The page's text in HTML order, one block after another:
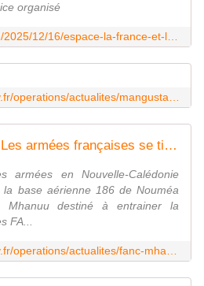
organisé
FANC : Mhanuu 25 - Les armées françaises se tiennent prêtes à intervenir en cas de cyclone
armées en Nouvelle-Calédonie
base aérienne 186 de Nouméa
Mhanuu destiné à entrainer la
FA...